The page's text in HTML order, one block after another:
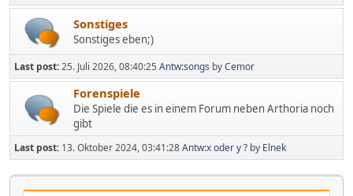
Sonstiges
Sonstiges eben;)
Last post:25. Juli 2026, 08:40:25 Antw:songs byCemor
Forenspiele
Die Spiele die es in einem Forum neben Arthoria noch
gibt
Last post: 13. Oktober 2024, 03:41:28Antw:x oder y ? by Elnek